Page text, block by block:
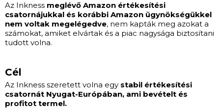
Az Inkness meglévő Amazon értékesítési
csatornájukkal és korábbi Amazon ügynökségükkel
nem voltak megelégedve, nem kapták meg azokat a
számokat, amiket elvártak és a piac nagysága biztosítani
tudott volna.
Cél
Az Inkness szeretett volna egy stabil értékesítési
csatornát Nyugat-Európában, ami bevételt és
profitot termel.